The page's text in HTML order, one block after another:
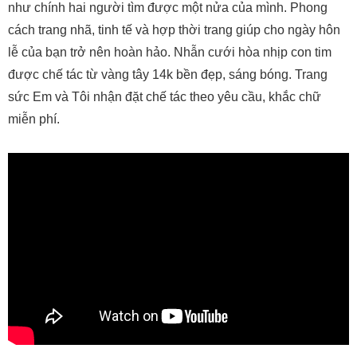
như chính hai người tìm được một nửa của mình. Phong
cách trang nhã, tinh tế và hợp thời trang giúp cho ngày hôn
lễ của bạn trở nên hoàn hảo. Nhẫn cưới hòa nhịp con tim
được chế tác từ vàng tây 14k bền đẹp, sáng bóng. Trang
sức Em và Tôi nhận đặt chế tác theo yêu cầu, khắc chữ
miễn phí.